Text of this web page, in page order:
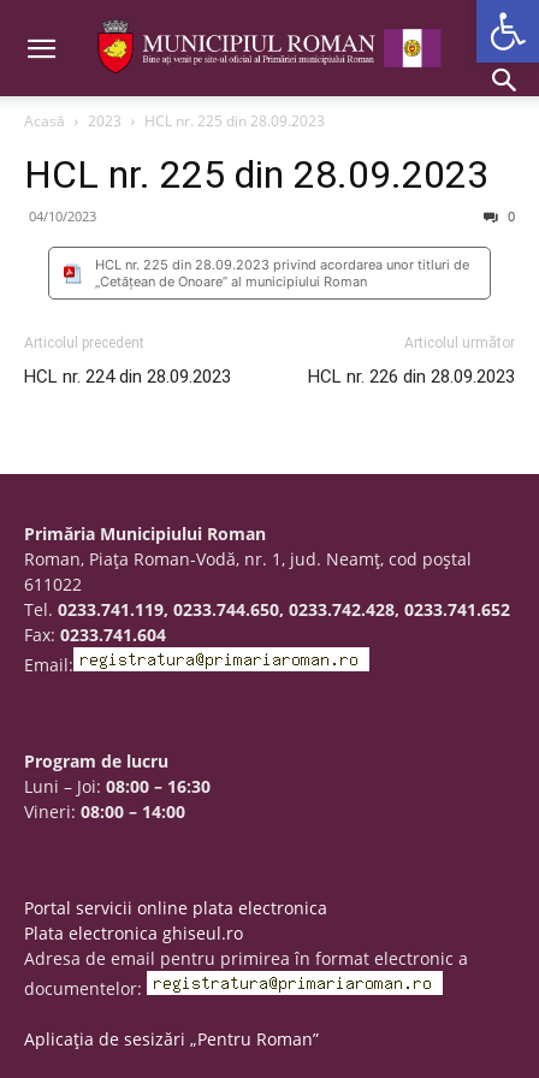
Acasă 2023 HCL nr. 225 din 28.09.2023
HCL nr. 225 din 28.09.2023
04/10/2023 0
HCL nr. 225 din 28.09.2023 privind acordarea unor titluri de
„Cetăţean de Onoare” al municipiului Roman
Articolul precedent
HCL nr. 224 din 28.09.2023
Articolul următor
HCL nr. 226 din 28.09.2023
Primăria Municipiului Roman
Roman, Piaţa Roman-Vodă, nr. 1, jud. Neamţ, cod poştal
611022
Tel. 0233.741.119, 0233.744.650, 0233.742.428, 0233.741.652
Fax: 0233.741.604
Email:
Program de lucru
Luni – Joi: 08:00 – 16:30
Vineri: 08:00 – 14:00
Portal servicii online plata electronica
Plata electronica ghiseul.ro
Adresa de email pentru primirea în format electronic a
documentelor:
Aplicația de sesizări „Pentru Roman”